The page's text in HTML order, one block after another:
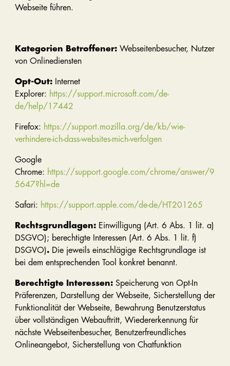
Webseite führen.
Kategorien Betroffener:Webseitenbesucher, Nutzer
von Onlinediensten
Opt-Out:
Internet
Explorer: https://support.microsoft.com/de-
de/help/17442
Firefox: https://support.mozilla.org/de/kb/wie-
verhindere-ich-dass-websites-mich-verfolgen
Google
Chrome: https://support.google.com/chrome/answer/9
5647?hl=de
Safari: https://support.apple.com/de-de/HT201265
Rechtsgrundlagen:Einwilligung (Art. 6 Abs. 1 lit. a)
DSGVO); berechtigte Interessen (Art. 6 Abs. 1 lit. f)
DSGVO). Die jeweils einschlägige Rechtsgrundlage ist
bei dem entsprechenden Tool konkret benannt.
Berechtigte Interessen: Speicherung von Opt-In
Präferenzen, Darstellung der Webseite, Sicherstellung der
Funktionalität der Webseite, Bewahrung Benutzerstatus
über vollständigen Webauftritt, Wiedererkennung für
nächste Webseitenbesucher, Benutzerfreundliches
Onlineangebot, Sicherstellung von Chatfunktion